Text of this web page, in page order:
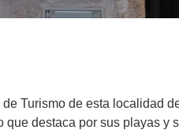
Turismo de esta localidad
destaca por sus playas y